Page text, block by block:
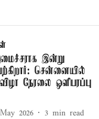
இன்று
சென்னையில்
நேரலை ஒளிபரப்பு
2026 3 min read